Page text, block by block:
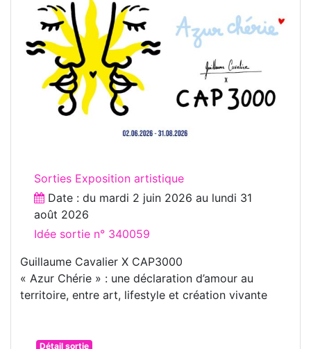
Sorties Exposition artistique
Date : du mardi 2 juin 2026 au lundi 31
août 2026
Idée sortie n° 340059
Guillaume Cavalier X CAP3000
« Azur Chérie » : une déclaration d’amour au
territoire, entre art, lifestyle et création vivante
Détail sortie